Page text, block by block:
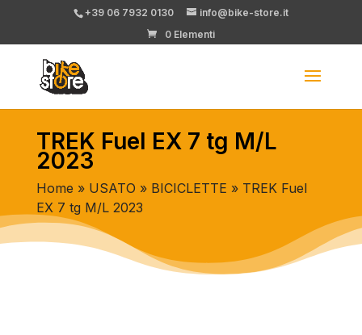
+39 06 7932 0130
info@bike-store.it
0 Elementi
TREK Fuel EX 7 tg M/L
2023
Home » USATO » BICICLETTE » TREK Fuel
EX 7 tg M/L 2023